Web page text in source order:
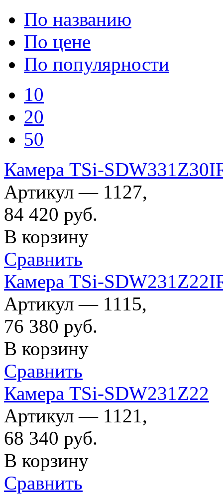
По названию
По цене
По популярности
10
20
50
Камера TSi-
Артикул — 1127,
84 420 руб.
В корзину
Сравнить
Камера TSi-
Артикул — 1115,
76 380 руб.
В корзину
Сравнить
Камера TSi-SDW231Z22
Артикул — 1121,
68 340 руб.
В корзину
Сравнить